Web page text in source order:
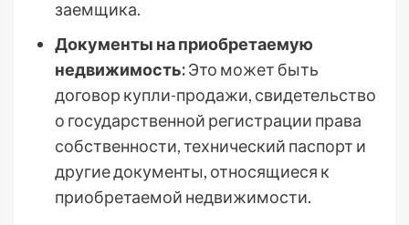
заемщика.
Документы на приобретаемую
недвижимость:Это может быть
договор купли-продажи, свидетельство
о государственной регистрации права
собственности, технический паспорт и
другие документы, относящиеся к
приобретаемой недвижимости.